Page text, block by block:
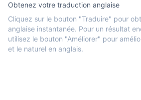
Obtenez votre traduction anglaise
Cliquez sur le bouton "Traduire" pour
anglaise instantanée. Pour un résultat
utilisez le bouton "Améliorer" pour
et le naturel en anglais.